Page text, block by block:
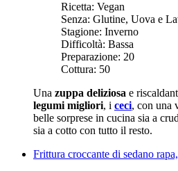
Ricetta: Vegan
Senza: Glutine, Uova e
Stagione: Inverno
Difficoltà: Bassa
Preparazione: 20
Cottura: 50
Una zuppa deliziosa e
legumi migliori, i ceci, con una
belle sorprese in cucina sia a
sia a cotto con tutto il resto.
Frittura croccante di sedano